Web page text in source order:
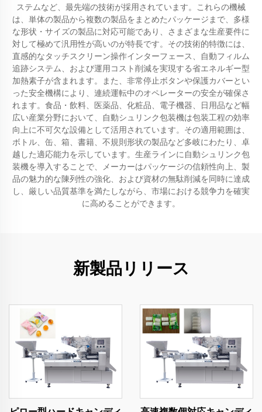
ステムなど、最先端の技術が採用されています。これらの機械
は、単体の製品から複数の製品をまとめたパッケージまで、多様
な形状・サイズの製品に対応可能であり、さまざまな生産要件に
対して極めて汎用性が高いのが特長です。その技術的特徴には、
直感的なタッチスクリーン操作インターフェース、自動フィルム
追跡システム、および運用コスト削減を実現する省エネルギー型
加熱素子が含まれます。また、非常停止ボタンや保護カバーとい
った安全機構により、連続運転中のオペレーターの安全が確保さ
れます。食品・飲料、医薬品、化粧品、電子機器、日用品など幅
広い産業分野において、自動シュリンク包装機は包装工程の効率
向上に不可欠な設備として活用されています。その適用範囲は、
ボトル、缶、箱、書籍、不規則形状の製品など多岐にわたり、卓
越した適応能力を示しています。生産ラインに自動シュリンク包
装機を導入することで、メーカーはパッケージの信頼性向上、製
品の魅力的な陳列性の強化、および資材の無駄削減を同時に達成
し、厳しい品質基準を満たしながら、市場における競争力を確実
に高めることができます。
新製品リリース